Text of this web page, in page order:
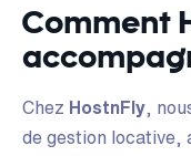
Comment
Chez HostnFly ,
de gestion locative,